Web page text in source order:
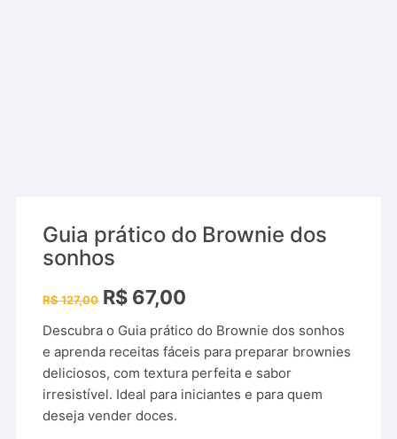
Guia prático do Brownie dos
sonhos
R$127,00 O
preço
era:
R$ 127,00.
R$ 67,00
é:
R$ 67,00.
Descubra o Guia prático do Brownie dos sonhos
e aprenda receitas fáceis para preparar brownies
deliciosos, com textura perfeita e sabor
irresistível. Ideal para iniciantes e para quem
deseja vender doces.